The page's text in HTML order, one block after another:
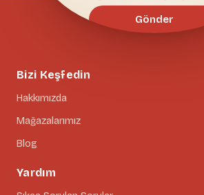
Bizi Keşfedin
Hakkımızda
Mağazalarımız
Blog
Yardım
Gönder